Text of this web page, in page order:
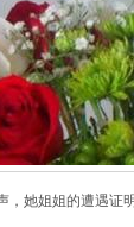
，她姐姐的遭遇证